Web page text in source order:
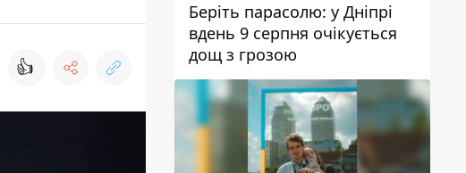
👍
Беріть парасолю: у Дніпрі
вдень 9 серпня очікується
дощ з грозою